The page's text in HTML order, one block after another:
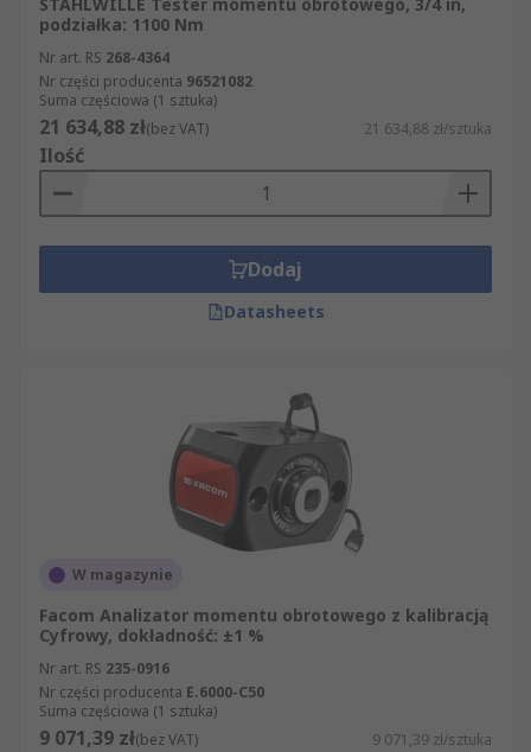
podziałka: 1100 Nm
Nr art. RS 268-4364
Nr części producenta 96521082
Suma częściowa (1 sztuka)
21 634,88 zł(bez VAT) 21 634,88 zł/sztuka
Ilość
Dodaj
Datasheets
W magazynie
Facom Analizator momentu obrotowego z kalibracją
Cyfrowy, dokładność: ±1 %
Nr art. RS 235-0916
Nr części producenta E.6000-C50
Suma częściowa (1 sztuka)
9 071,39 zł(bez VAT) 9 071,39 zł/sztuka